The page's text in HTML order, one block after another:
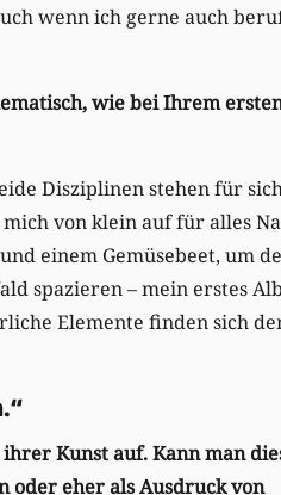
wenn ich gerne auch
wie bei Ihrem
Disziplinen stehen für
von klein auf für alles
einem Gemüsebeet, um
spazieren – mein erstes
Elemente finden sich
Kunst auf. Kann man
oder eher als Ausdruck von